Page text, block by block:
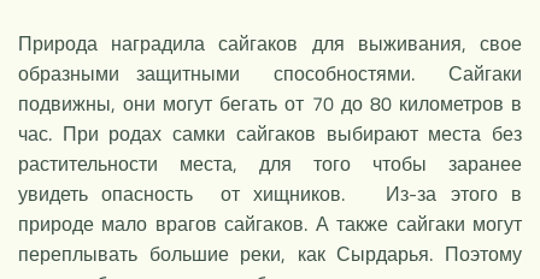
Природа наградила сайгаков для выживания, свое
образными защитными способностями. Сайгаки
подвижны, они могут бегать от 70 до 80 километров в
час. При родах самки сайгаков выбирают места без
растительности места, для того чтобы заранее
увидеть опасность от хищников. Из-за этого в
природе мало врагов сайгаков. А также сайгаки могут
переплывать большие реки, как Сырдарья. Поэтому